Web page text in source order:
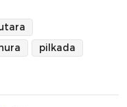
pilkada